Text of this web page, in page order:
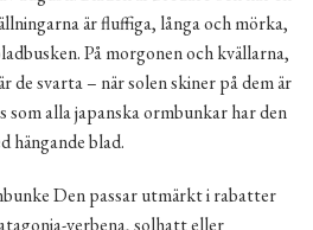
är fluffiga, långa och mörka,
På morgonen och kvällarna,
de svarta – när solen skiner på dem är
som alla japanska ormbunkar har den
hängande blad.
Den passar utmärkt i rabatter